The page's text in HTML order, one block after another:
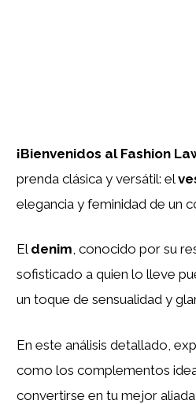
¡Bienvenidos al Fashion
prenda clásica y versátil: el
elegancia y feminidad de un
El denim, conocido por su
sofisticado a quien lo lleve
un toque de sensualidad y
En este análisis detallado,
como los complementos
convertirse en tu mejor